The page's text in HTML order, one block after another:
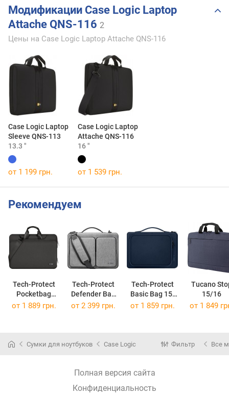
Модификации Case Logic Laptop
Attache QNS-116 2
Цены на Case Logic Laptop Attache QNS-116
Case Logic Laptop
Sleeve QNS-113
13.3 "
Case Logic Laptop
Attache QNS-116
16 "
от 1 199 грн. от 1 539 грн.
Рекомендуем
Tech-Protect
Pocketbag
Laptop 16
Tech-Protect
Defender Bag
15-16
Tech-Protect
Basic Bag 15-
16
Tucano
15/16
от 1 889 грн. от 2 399 грн. от 1 859 грн. от 1 849
Сумки для ноутбуков Case Logic Фильтр Все
Полная версия сайта
Конфиденциальность